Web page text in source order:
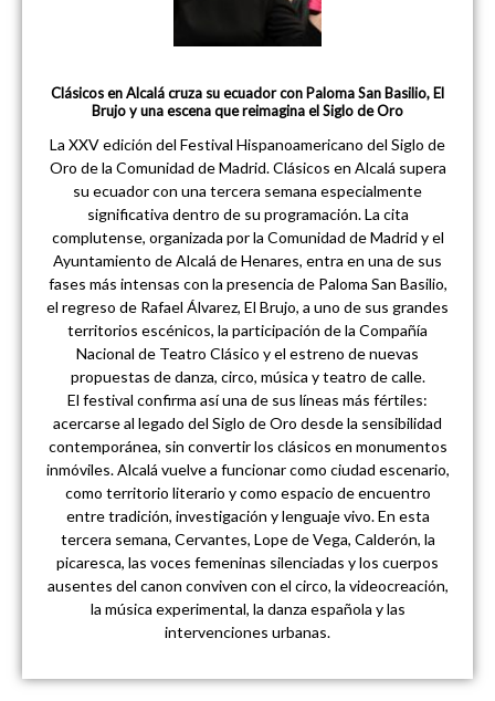
Clásicos en Alcalá cruza su ecuador con Paloma San Basilio, El
Brujo y una escena que reimagina el Siglo de Oro
La XXV edición del Festival Hispanoamericano del Siglo de
Oro de la Comunidad de Madrid. Clásicos en Alcalá supera
su ecuador con una tercera semana especialmente
significativa dentro de su programación. La cita
complutense, organizada por la Comunidad de Madrid y el
Ayuntamiento de Alcalá de Henares, entra en una de sus
fases más intensas con la presencia de Paloma San Basilio,
el regreso de Rafael Álvarez, El Brujo, a uno de sus grandes
territorios escénicos, la participación de la Compañía
Nacional de Teatro Clásico y el estreno de nuevas
propuestas de danza, circo, música y teatro de calle.
El festival confirma así una de sus líneas más fértiles:
acercarse al legado del Siglo de Oro desde la sensibilidad
contemporánea, sin convertir los clásicos en monumentos
inmóviles. Alcalá vuelve a funcionar como ciudad escenario,
como territorio literario y como espacio de encuentro
entre tradición, investigación y lenguaje vivo. En esta
tercera semana, Cervantes, Lope de Vega, Calderón, la
picaresca, las voces femeninas silenciadas y los cuerpos
ausentes del canon conviven con el circo, la videocreación,
la música experimental, la danza española y las
intervenciones urbanas.